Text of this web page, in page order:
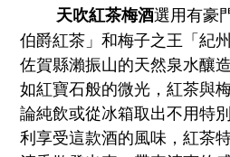
天吹紅茶梅酒選用有豪
伯爵紅茶」和梅子之王「紀
佐賀縣瀨振山的天然泉水釀
如紅寶石般的微光，紅茶與
論純飲或從冰箱取出不用特
利享受這款酒的風味，紅茶